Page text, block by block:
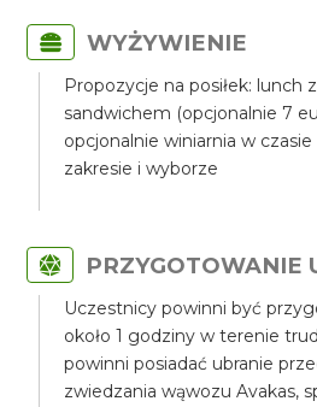
WYŻYWIENIE
Propozycje na posiłek: lunch
sandwichem (opcjonalnie 7
opcjonalnie winiarnia w
zakresie i wyborze
PRZYGOTOWANIE
Uczestnicy powinni być
około 1 godziny w terenie
powinni posiadać ubranie
zwiedzania wąwozu Avakas,